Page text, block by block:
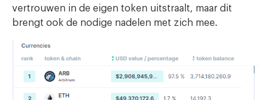
vertrouwen in de eigen token uitstraalt, maar dit
brengt ook de nodige nadelen met zich mee.